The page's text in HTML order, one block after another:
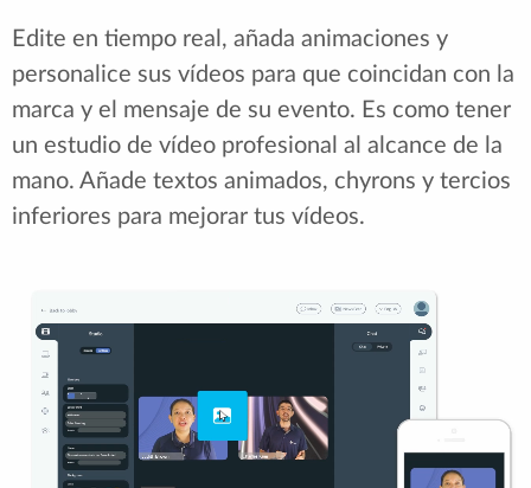
Edite en tiempo real, añada animaciones y
personalice sus vídeos para que coincidan con la
marca y el mensaje de su evento. Es como tener
un estudio de vídeo profesional al alcance de la
mano. Añade textos animados, chyrons y tercios
inferiores para mejorar tus vídeos.